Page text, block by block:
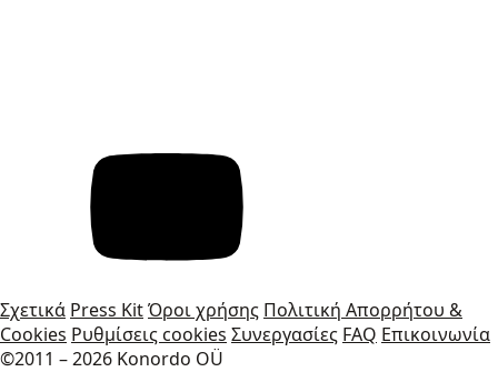
Σχετικά Press KitΌροι χρήσης Πολιτική Απορρήτου &
Cookies Ρυθμίσεις cookies Συνεργασίες FAQ Επικοινωνία
©2011 – 2026 Konordo OÜ